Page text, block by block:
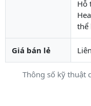
Thông số kỹ thuật
Hỗ
thể
Giá bán lẻ